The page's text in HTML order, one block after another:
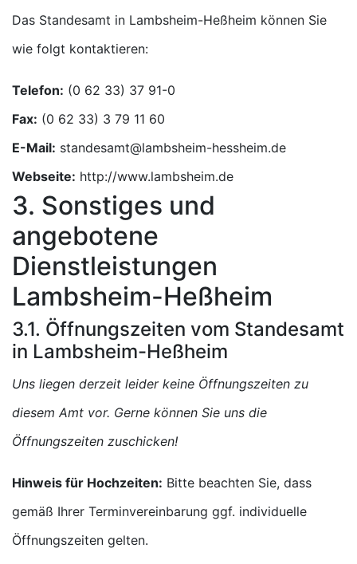
Das Standesamt in Lambsheim-Heßheim können Sie
wie folgt kontaktieren:
Telefon:
Fax:
E-Mail:
Webseite: http://www.lambsheim.de
3. Sonstiges und
angebotene
Dienstleistungen
Lambsheim-Heßheim
3.1. Öffnungszeiten vom Standesamt
in Lambsheim-Heßheim
Uns liegen derzeit leider keine Öffnungszeiten zu
diesem Amt vor. Gerne können Sie uns die
Öffnungszeiten zuschicken!
Hinweis für Hochzeiten: Bitte beachten Sie, dass
gemäß Ihrer Terminvereinbarung ggf. individuelle
Öffnungszeiten gelten.